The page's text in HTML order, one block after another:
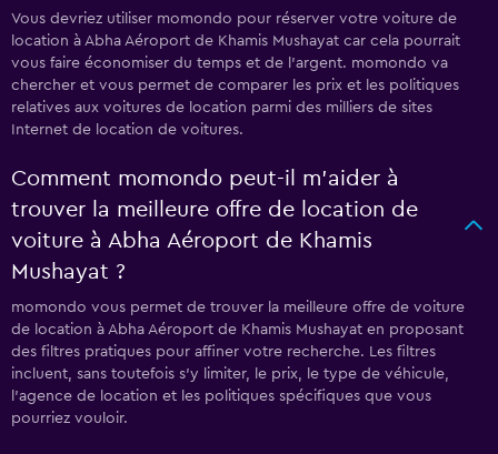
Vous devriez utiliser momondo pour réserver votre voiture de
location à Abha Aéroport de Khamis Mushayat car cela pourrait
vous faire économiser du temps et de l'argent. momondo va
chercher et vous permet de comparer les prix et les politiques
relatives aux voitures de location parmi des milliers de sites
Internet de location de voitures.
Comment momondo peut-il m’aider à
trouver la meilleure offre de location de
voiture à Abha Aéroport de Khamis
Mushayat ?
momondo vous permet de trouver la meilleure offre de voiture
de location à Abha Aéroport de Khamis Mushayat en proposant
des filtres pratiques pour affiner votre recherche. Les filtres
incluent, sans toutefois s'y limiter, le prix, le type de véhicule,
l'agence de location et les politiques spécifiques que vous
pourriez vouloir.